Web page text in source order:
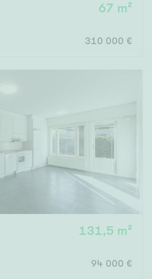
67 m²
310 000 €
131,5 m²
94 000 €